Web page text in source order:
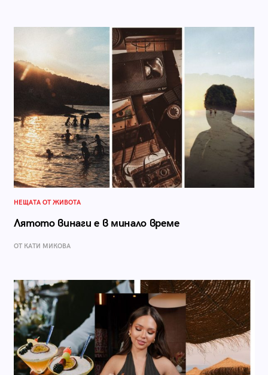
НЕЩАТА ОТ ЖИВОТА
Лятото винаги е в минало време
ОТ КАТИ МИКОВА